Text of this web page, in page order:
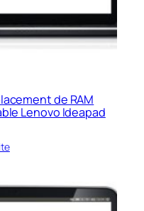
de RAM
Lenovo Ideapad